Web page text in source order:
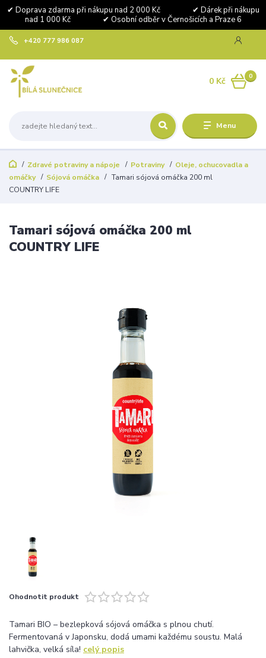
✔ Doprava zdarma při nákupu nad 2 000 Kč ✔ Dárek při nákupu
nad 1 000 Kč ✔ Osobní odběr v Černošicích a Praze 6
Menu
+420 777 986 087
0
0 Kč
Zdravé potraviny a nápoje Potraviny
Oleje, ochucovadla a
omáčky
Sójová omáčka
Tamari sójová omáčka 200 ml
COUNTRY LIFE
Tamari sójová omáčka 200 ml
COUNTRY LIFE
Ohodnotit produkt
Tamari BIO – bezlepková sójová omáčka s plnou chutí.
Fermentovaná v Japonsku, dodá umami každému soustu. Malá
lahvička, velká síla! celý popis